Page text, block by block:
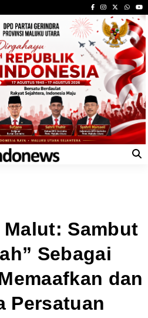
Malut: Sambut
Sebagai
dan
Persatuan